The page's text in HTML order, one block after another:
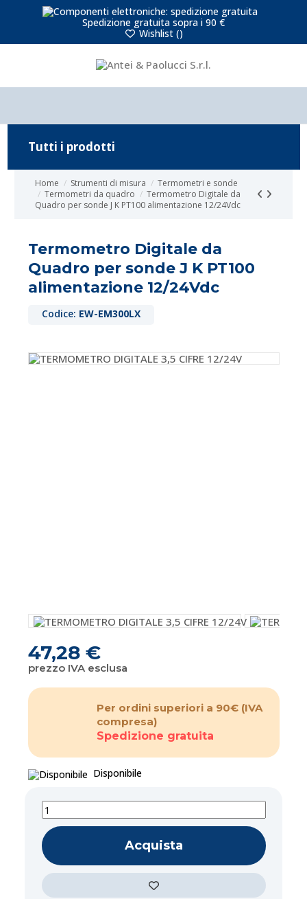
Spedizione gratuita sopra i 90 €
Wishlist ()
Home Strumenti di misura
Termometri e sonde
Termometri da quadro
Termometro Digitale da
Quadro per sonde J K PT100 alimentazione 12/24Vdc
Termometro Digitale da
Quadro per sonde J K PT100
alimentazione 12/24Vdc
Codice: EW-EM300LX
47,28 €
prezzo IVA esclusa
Per ordini superiori a 90€ (IVA
compresa)
Spedizione gratuita
Disponibile
Acquista
Tutti i prodotti